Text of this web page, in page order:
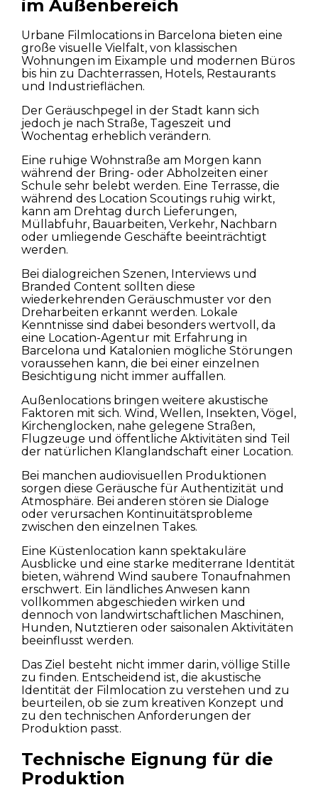
im Außenbereich
Urbane Filmlocations in Barcelona bieten eine
große visuelle Vielfalt, von klassischen
Wohnungen im Eixample und modernen Büros
bis hin zu Dachterrassen, Hotels, Restaurants
und Industrieflächen.
Der Geräuschpegel in der Stadt kann sich
jedoch je nach Straße, Tageszeit und
Wochentag erheblich verändern.
Eine ruhige Wohnstraße am Morgen kann
während der Bring- oder Abholzeiten einer
Schule sehr belebt werden. Eine Terrasse, die
während des Location Scoutings ruhig wirkt,
kann am Drehtag durch Lieferungen,
Müllabfuhr, Bauarbeiten, Verkehr, Nachbarn
oder umliegende Geschäfte beeinträchtigt
werden.
Bei dialogreichen Szenen, Interviews und
Branded Content sollten diese
wiederkehrenden Geräuschmuster vor den
Dreharbeiten erkannt werden. Lokale
Kenntnisse sind dabei besonders wertvoll, da
eine Location-Agentur mit Erfahrung in
Barcelona und Katalonien mögliche Störungen
voraussehen kann, die bei einer einzelnen
Besichtigung nicht immer auffallen.
Außenlocations bringen weitere akustische
Faktoren mit sich. Wind, Wellen, Insekten, Vögel,
Kirchenglocken, nahe gelegene Straßen,
Flugzeuge und öffentliche Aktivitäten sind Teil
der natürlichen Klanglandschaft einer Location.
Bei manchen audiovisuellen Produktionen
sorgen diese Geräusche für Authentizität und
Atmosphäre. Bei anderen stören sie Dialoge
oder verursachen Kontinuitätsprobleme
zwischen den einzelnen Takes.
Eine Küstenlocation kann spektakuläre
Ausblicke und eine starke mediterrane Identität
bieten, während Wind saubere Tonaufnahmen
erschwert. Ein ländliches Anwesen kann
vollkommen abgeschieden wirken und
dennoch von landwirtschaftlichen Maschinen,
Hunden, Nutztieren oder saisonalen Aktivitäten
beeinflusst werden.
Das Ziel besteht nicht immer darin, völlige Stille
zu finden. Entscheidend ist, die akustische
Identität der Filmlocation zu verstehen und zu
beurteilen, ob sie zum kreativen Konzept und
zu den technischen Anforderungen der
Produktion passt.
Technische Eignung für die
Produktion